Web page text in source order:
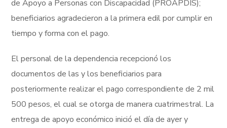
de Apoyo a Personas con Discapacidad (PROAPDIS);
beneficiarios agradecieron a la primera edil por cumplir en
tiempo y forma con el pago.
El personal de la dependencia recepcionó los
documentos de las y los beneficiarios para
posteriormente realizar el pago correspondiente de 2 mil
500 pesos, el cual se otorga de manera cuatrimestral. La
entrega de apoyo económico inició el día de ayer y